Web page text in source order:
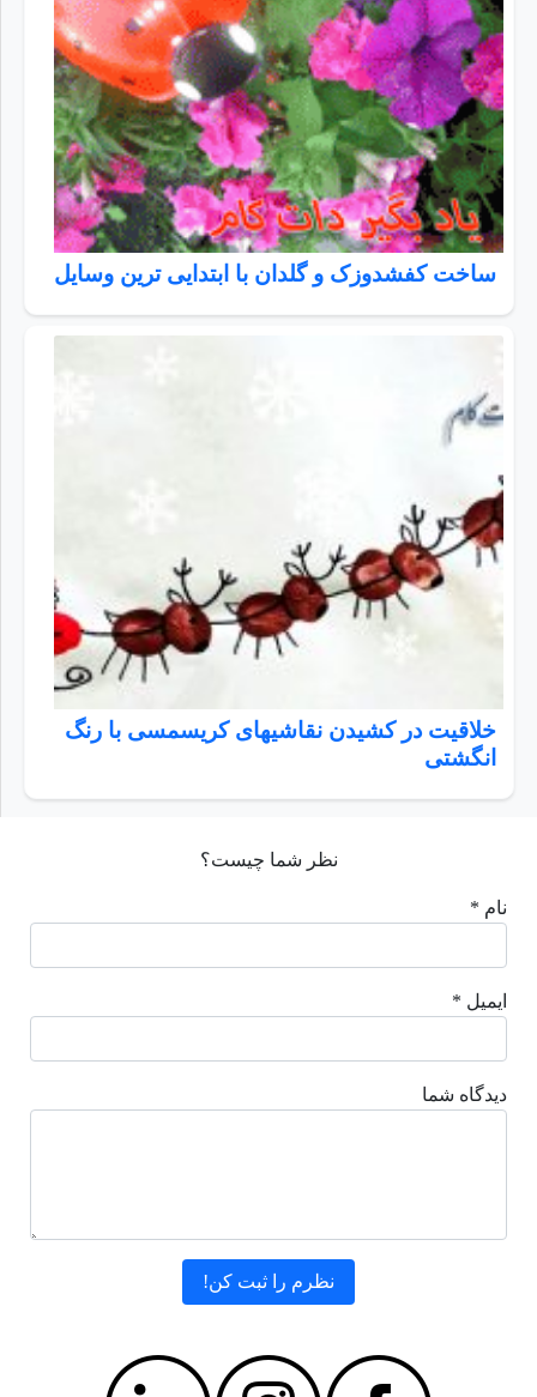
ساخت کفشدوزک و گلدان با ابتدایی ترین وسایل
خلاقیت در کشیدن نقاشیهای کریسمسی با رنگ
انگشتی
نظر شما چیست؟
نام *
ایمیل *
دیدگاه شما